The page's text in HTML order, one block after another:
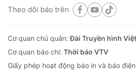
Theo dõi báo trên
Cơ quan chủ quản:Đài Truyền hình
Cơ quan báo chí: Thời báo VTV
Giấy phép hoạt động báo in và báo